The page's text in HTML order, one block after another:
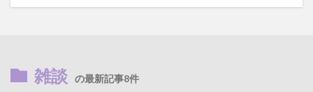
雑談 の最新記事8件